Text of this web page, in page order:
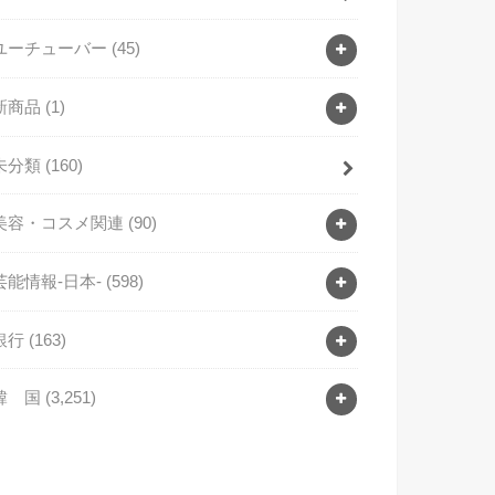
ーチューバー (45)
商品 (1)
分類 (160)
容・コスメ関連 (90)
能情報-日本- (598)
行 (163)
国 (3,251)